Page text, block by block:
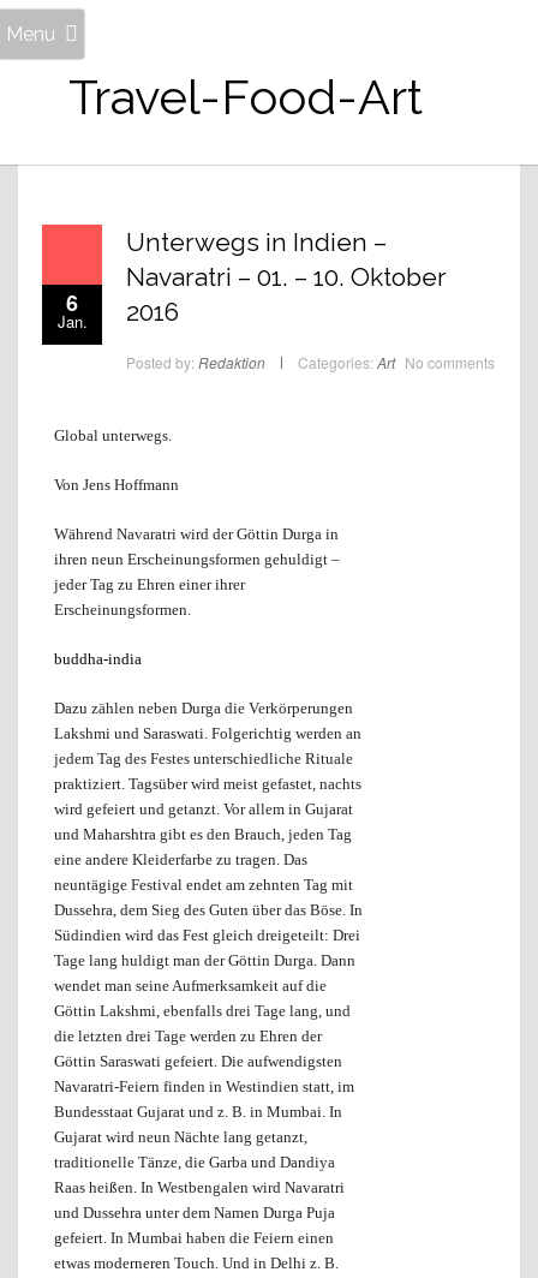
Travel-Food-Art
Menu
6
Jan.
Unterwegs in Indien –
Navaratri – 01. – 10. Oktober
2016
Posted by: Redaktion Categories: Art No comments
Global unterwegs.
Von Jens Hoffmann
Während Navaratri wird der Göttin Durga in
ihren neun Erscheinungsformen gehuldigt –
jeder Tag zu Ehren einer ihrer
Erscheinungsformen.
buddha-india
Dazu zählen neben Durga die Verkörperungen
Lakshmi und Saraswati. Folgerichtig werden an
jedem Tag des Festes unterschiedliche Rituale
praktiziert. Tagsüber wird meist gefastet, nachts
wird gefeiert und getanzt. Vor allem in Gujarat
und Maharshtra gibt es den Brauch, jeden Tag
eine andere Kleiderfarbe zu tragen. Das
neuntägige Festival endet am zehnten Tag mit
Dussehra, dem Sieg des Guten über das Böse. In
Südindien wird das Fest gleich dreigeteilt: Drei
Tage lang huldigt man der Göttin Durga. Dann
wendet man seine Aufmerksamkeit auf die
Göttin Lakshmi, ebenfalls drei Tage lang, und
die letzten drei Tage werden zu Ehren der
Göttin Saraswati gefeiert. Die aufwendigsten
Navaratri-Feiern finden in Westindien statt, im
Bundesstaat Gujarat und z. B. in Mumbai. In
Gujarat wird neun Nächte lang getanzt,
traditionelle Tänze, die Garba und Dandiya
Raas heißen. In Westbengalen wird Navaratri
und Dussehra unter dem Namen Durga Puja
gefeiert. In Mumbai haben die Feiern einen
etwas moderneren Touch. Und in Delhi z. B.